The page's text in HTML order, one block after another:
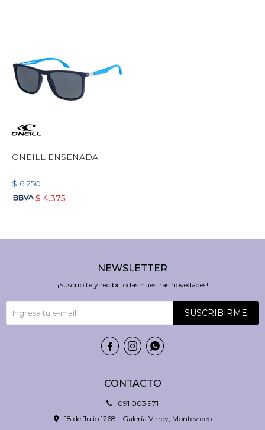
ONEILL ENSENADA
$ 6.250
$ 4.375
CONTACTO
091 003 971
18 de Julio 1268 - Galería Virrey, Montevideo
NEWSLETTER
¡Suscribite y recibí todas nuestras novedades!
SUSCRIBIRME
  